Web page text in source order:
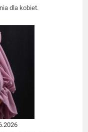
dla kobiet.